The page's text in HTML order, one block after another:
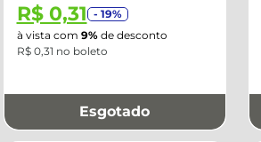
R$ 0,31 - 19%
à vista com 9%de desconto
R$ 0,31 no boleto
Esgotado